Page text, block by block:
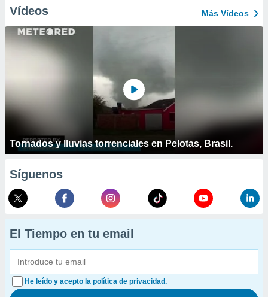
Vídeos Más Vídeos
Tornados y lluvias torrenciales en Pelotas, Brasil.
Síguenos
El Tiempo en tu email
He leído y acepto la política de privacidad.